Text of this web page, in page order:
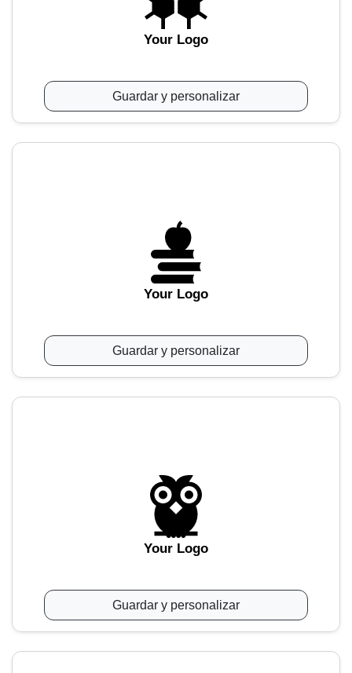
Your Logo
Guardar y personalizar
Your Logo
Guardar y personalizar
Your Logo
Guardar y personalizar